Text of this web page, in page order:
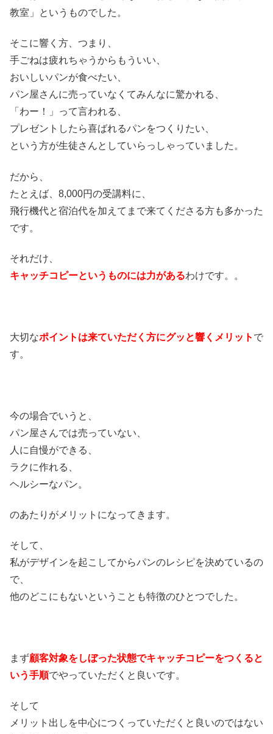
教室」というものでした。
そこに響く方、つまり、
手ごねは疲れちゃうからもういい、
おいしいパンが食べたい、
パン屋さんに売っていなくてみんなに驚かれる、
「わー！」って言われる、
プレゼントしたら喜ばれるパンをつくりたい、
という方が生徒さんとしていらっしゃっていました。
だから、
たとえば、8,000円の受講料に、
飛行機代と宿泊代を加えてまで来てくださる方も多かった
です。
それだけ、
キャッチコピーというものには力があるわけです。。
大切なポイントは来ていただく方にグッと響くメリット で
す。
今の場合でいうと、
パン屋さんでは売っていない、
人に自慢ができる、
ラクに作れる、
ヘルシーなパン。
のあたりがメリットになってきます。
そして、
私がデザインを起こしてからパンのレシピを決めているの
で、
他のどこにもないということも特徴のひとつでした。
まず顧客対象をしぼった状態でキャッチコピーをつくると
いう手順でやっていただくと良いです。
そして
メリット出しを中心につくっていただくと良いのではない